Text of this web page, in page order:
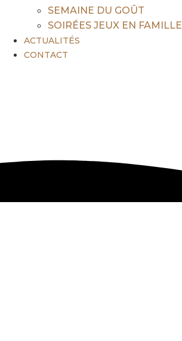
SEMAINE DU GOÛT
SOIRÉES JEUX EN FAMILLE
ACTUALITÉS
CONTACT